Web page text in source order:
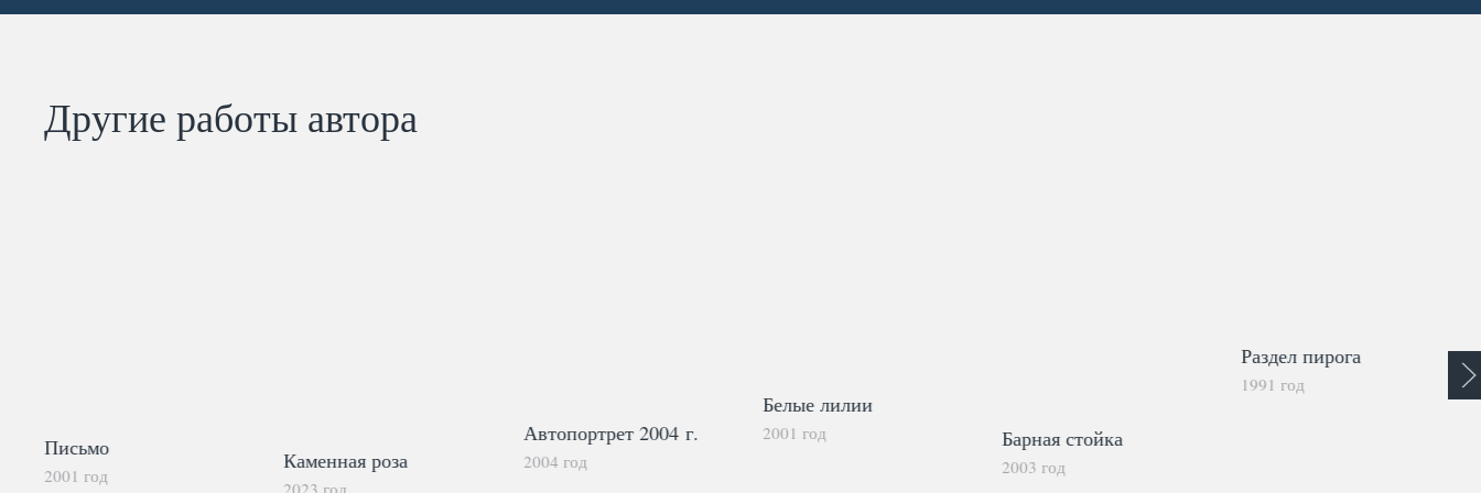
Другие работы автора
Письмо
2001 год
Каменная роза
2023 год
Автопортрет 2004 г.
2004 год
Белые лилии
2001 год Барная стойка
2003 год
Раздел пирога
1991 год